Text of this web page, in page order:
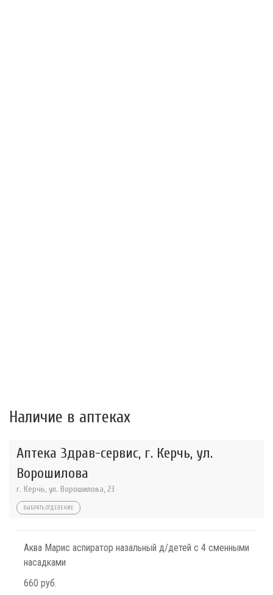
Наличие в аптеках
Аптека Здрав-сервис, г. Керчь, ул.
Ворошилова
г. Керчь, ул. Ворошилова, 23
ВЫБРАТЬ ОТДЕЛЕНИЕ
Аква Марис аспиратор назальный д/детей с 4 сменными
насадками
660 руб.